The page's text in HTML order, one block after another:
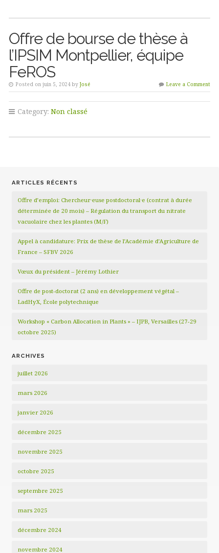
Offre de bourse de thèse à
l’IPSIM Montpellier, équipe
FeROS
Posted on juin 5, 2024 by José Leave a Comment
Category: Non classé
ARTICLES RÉCENTS
Offre d’emploi: Chercheur·euse postdoctoral·e (contrat à durée
déterminée de 20 mois) – Régulation du transport du nitrate
vacuolaire chez les plantes (M/F)
Appel à candidature: Prix de thèse de l’Académie d’Agriculture de
France – SFBV 2026
Vœux du président – Jérémy Lothier
Offre de post-doctorat (2 ans) en développement végétal –
LadHyX, École polytechnique
Workshop « Carbon Allocation in Plants » – IJPB, Versailles (27-29
octobre 2025)
ARCHIVES
juillet 2026
mars 2026
janvier 2026
décembre 2025
novembre 2025
octobre 2025
septembre 2025
mars 2025
décembre 2024
novembre 2024